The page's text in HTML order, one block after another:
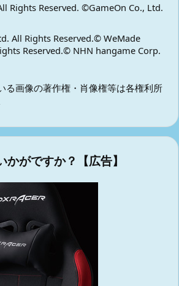
Rights Reserved. ©GameOn Co., Ltd.
All Rights Reserved.© WeMade
Reserved.© NHN hangame Corp.
る画像の著作権・肖像権等は各権利所
がですか？【広告】